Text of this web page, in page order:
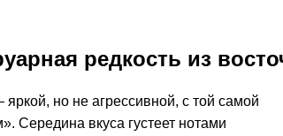
редкость из
но не агрессивной, с той самой
Середина вкуса густеет нотами